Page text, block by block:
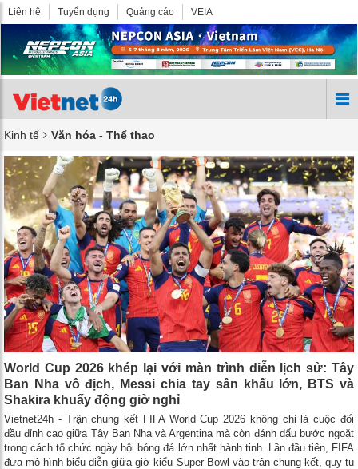
Liên hệ Tuyển dụng Quảng cáo VEIA
Kinh tế Văn hóa - Thể thao
World Cup 2026 khép lại với màn trình diễn lịch sử: Tây
Ban Nha vô địch, Messi chia tay sân khấu lớn, BTS và
Shakira khuấy động giờ nghỉ
Vietnet24h - Trận chung kết FIFA World Cup 2026 không chỉ là cuộc đối
đầu đỉnh cao giữa Tây Ban Nha và Argentina mà còn đánh dấu bước ngoặt
trong cách tổ chức ngày hội bóng đá lớn nhất hành tinh. Lần đầu tiên, FIFA
đưa mô hình biểu diễn giữa giờ kiểu Super Bowl vào trận chung kết, quy tụ